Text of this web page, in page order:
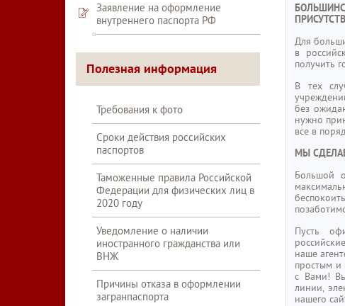
Для
в
получить
В тех
без
нужно
все в
МЫ
Большой
Пусть
наше
простым и
с Вами!
линии,
нашего
Заявление на оформление
внутреннего паспорта РФ
Полезная информация
Требования к фото
Сроки действия российских
паспортов
Таможенные правила Российской
Федерации для физических лиц в
2020 году
Уведомление о наличии
иностранного гражданства или
ВНЖ
Причины отказа в оформлении
загранпаспорта